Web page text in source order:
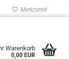
Merkzettel
Warenkorb
0,00 EUR